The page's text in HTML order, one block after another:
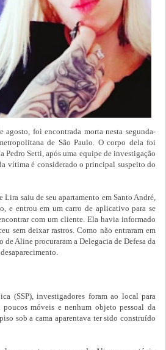
foi encontrada morta nesta segunda-
de São Paulo. O corpo dela foi
Setti, após uma equipe de investigação
vítima é considerado o principal suspeito do
saiu de seu apartamento em Santo André,
e entrou em um carro de aplicativo para se
com um cliente. Ela havia informado
sem deixar rastros. Como não entraram em
de Aline procuraram a Delegacia de Defesa da
(SSP), investigadores foram ao local para
móveis e nenhum objeto pessoal da
sob a cama aparentava ter sido construído